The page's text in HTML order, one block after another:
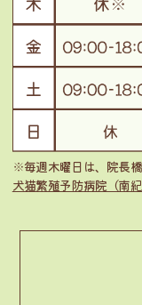
※毎週木曜日は、院長
犬猫繁殖予防病院（南紀